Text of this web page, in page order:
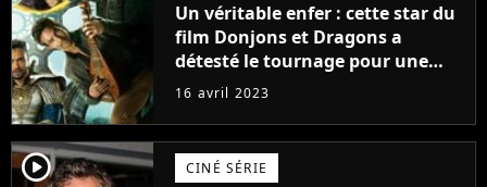
Un véritable enfer : cette star du
film Donjons et Dragons a
détesté le tournage pour une
raison très spéciale
16 avril 2023
player2 CINÉ SÉRIE